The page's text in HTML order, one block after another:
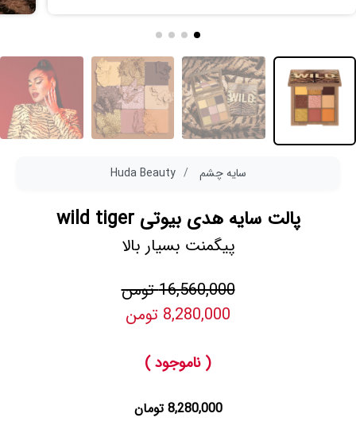
سایه چشم Huda Beauty
پالت سایه هدی بیوتی wild tiger
پیگمنت بسیار بالا
16,560,000 تومن
8,280,000 تومن
( ناموجود )
8,280,000 تومان